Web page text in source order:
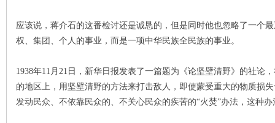
应该说，蒋介石的这番检讨还是诚恳的，但是同时他也忽略了一个
权、集团、个人的事业，而是一项中华民族全民族的事业。
1938年11月21日，新华日报发表了一篇题为《论坚壁清野》的社论
的地区上，用坚壁清野的方法来打击敌人，即使蒙受重大的物质损
发动民众、不依靠民众的、不关心民众的疾苦的“火焚”办法，这种